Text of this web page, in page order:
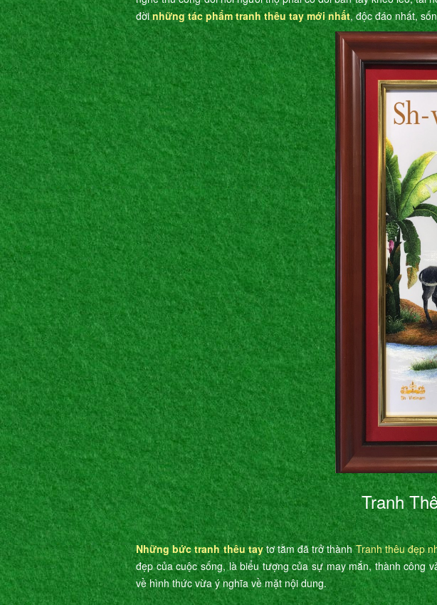
đờinhững tác phẩm tranh thêu tay mới nhất, độc đáo nhất,
Tranh
Những bức tranh thêu taytơ tằm đã trở thànhTranh thêu đẹp
đẹp của cuộc sống, là biểu tượng của sự may mắn, thành công
về hình thức vừa ý nghĩa về mặt nội dung.